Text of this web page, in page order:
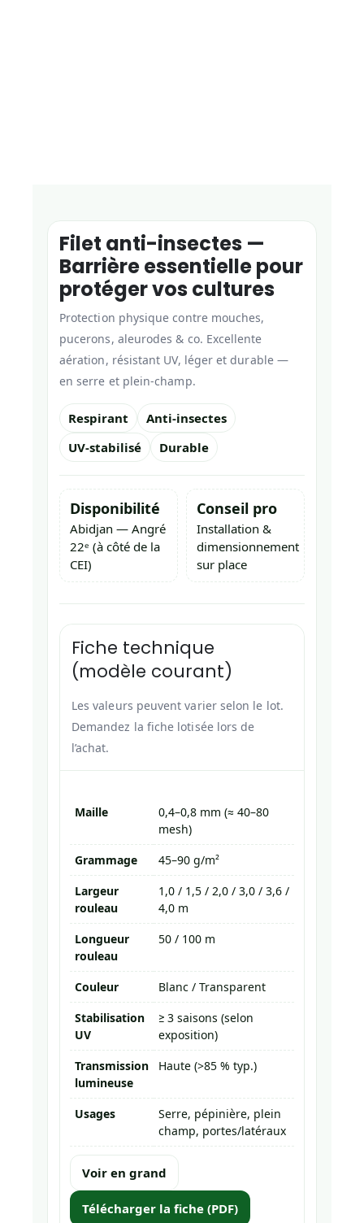
Filet anti-insectes —
Barrière essentielle pour
protéger vos cultures
Protection physique contre mouches,
pucerons, aleurodes & co. Excellente
aération, résistant UV, léger et durable —
en serre et plein-champ.
Respirant
Anti-insectes
UV-stabilisé
Durable
Disponibilité
Abidjan — Angré
22ᵉ (à côté de la
CEI)
Conseil pro
Installation &
dimensionnement
sur place
Fiche technique
(modèle courant)
Les valeurs peuvent varier selon le lot.
Demandez la fiche lotisée lors de
l’achat.
Maille
0,4–0,8 mm (≈ 40–80
mesh)
Grammage
45–90 g/m²
Largeur
rouleau
1,0 / 1,5 / 2,0 / 3,0 / 3,6 /
4,0 m
Longueur
rouleau
50 / 100 m
Couleur
Blanc / Transparent
Stabilisation
UV
≥ 3 saisons (selon
exposition)
Transmission
lumineuse
Haute (>85 % typ.)
Usages
Serre, pépinière, plein
champ, portes/latéraux
Voir en grand
Télécharger la fiche (PDF)